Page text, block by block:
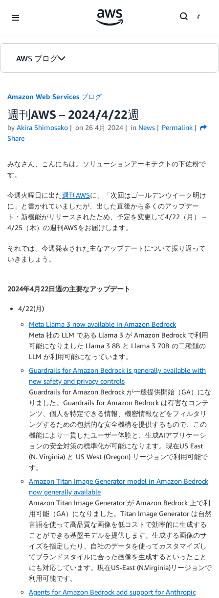
AWS ブログ
カテゴリ
エディション
Amazon Web Services ブログ
週刊AWS – 2024/4/22週
by Akira Shimosako on 26 4月 2024 in News
Permalink
Share
みなさん、こんにちは。ソリューションアーキテクトの下佐粉で
す。
今週火曜日に出た週刊AWSに、「次回はゴールデンウイーク明け
に」と書かれていましたが、出した直後から多くのアップデー
ト・新機能がリリースされたため、予定を変更して4/22（月）～
4/25（木）の週刊AWSをお届けします。
それでは、今週発表された主なアップデートについて振り返って
いきましょう。
2024年4月22日週の主要なアップデート
4/22(月)
Meta Llama 3 now available in Amazon Bedrock
Meta 社の LLM である Llama 3 が Amazon Bedrock で利用
可能になりました Llama 3 8B と Llama 3 70B の二種類の
LLM が利用可能になっています。
Guardrails for Amazon Bedrock is generally available with
new safety and privacy controls
Guardrails for Amazon Bedrock が一般提供開始（GA）にな
りました。Guardrails for Amazon Bedrock は有害なコンテ
ンツ、個人を特定できる情報、機密情報などをフィルタリ
ングするための包括的な安全機構を提供するもので、この
機能により一貫したユーザー体験と、生成AIアプリケーシ
ョンの安全対策の標準化が可能になります。現在US East
(N. Virginia) と US West (Oregon) リージョンで利用可能で
す。
Amazon Titan Image Generator model in Amazon Bedrock
now generally available
Amazon Titan Image Generator が Amazon Bedrock 上で利
用可能（GA）になりました。Titan Image Generator は自然
言語を使って高品質な画像を低コストで効率的に生成する
ことができる基盤モデルを提供します。生成する画像のサ
イズを指定したり、自社のデータを使ってカスタマイズし
てブランドスタイルに合った画像を生成するといったこと
にも対応しています。現在US-East (N.Virginia)リージョンで
利用可能です。
Agents for Amazon Bedrock add support for Anthropic